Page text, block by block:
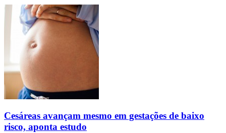
Cesáreas avançam mesmo em gestações de baixo
risco, aponta estudo